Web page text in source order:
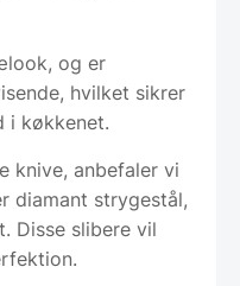
og er
hvilket sikrer
i køkkenet.
knive, anbefaler vi
diamant strygestål,
Disse slibere vil